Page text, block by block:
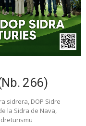
266)
sidrera DOP Sidre
la Sidra de Nava